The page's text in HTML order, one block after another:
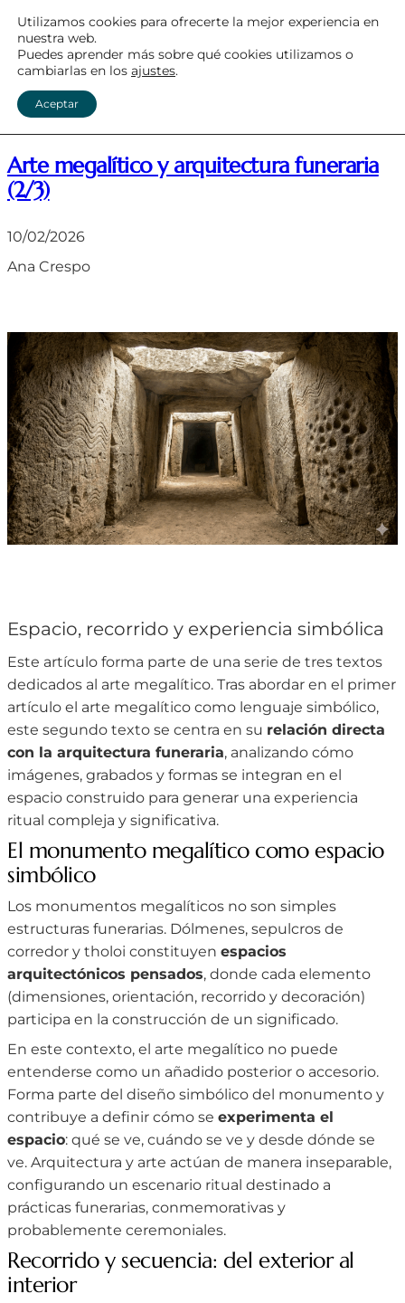
Saltar
al
contenido
MEGALITISMO ATLÁNTICO
Arte megalítico y arquitectura funeraria
(2/3)
10/02/2026
Ana Crespo
Espacio, recorrido y experiencia simbólica
Este artículo forma parte de una serie de tres textos
dedicados al arte megalítico. Tras abordar en el primer
artículo el arte megalítico como lenguaje simbólico,
este segundo texto se centra en su relación directa
con la arquitectura funeraria, analizando cómo
imágenes, grabados y formas se integran en el
espacio construido para generar una experiencia
ritual compleja y significativa.
El monumento megalítico como espacio
simbólico
Los monumentos megalíticos no son simples
estructuras funerarias. Dólmenes, sepulcros de
corredor y tholoi constituyen espacios
arquitectónicos pensados, donde cada elemento
(dimensiones, orientación, recorrido y decoración)
participa en la construcción de un significado.
En este contexto, el arte megalítico no puede
entenderse como un añadido posterior o accesorio.
Forma parte del diseño simbólico del monumento y
contribuye a definir cómo se experimenta el
espacio: qué se ve, cuándo se ve y desde dónde se
ve. Arquitectura y arte actúan de manera inseparable,
configurando un escenario ritual destinado a
prácticas funerarias, conmemorativas y
probablemente ceremoniales.
Recorrido y secuencia: del exterior al
interior
Utilizamos cookies para ofrecerte la mejor experiencia en
nuestra web.
Puedes aprender más sobre qué cookies utilizamos o
cambiarlas en los ajustes.
Aceptar